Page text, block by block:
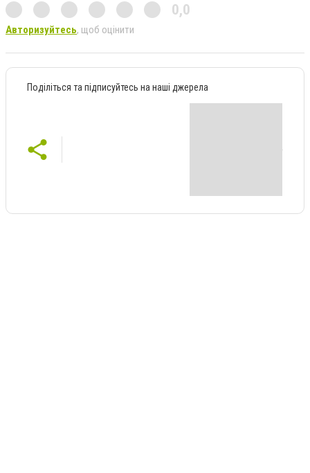
0,0
Авторизуйтесь, щоб оцінити
Поділіться та підписуйтесь на наші джерела